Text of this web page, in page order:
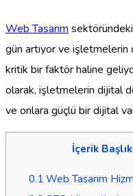
Web Tasarım
gün artıyor ve işletmelerin
kritik bir faktör haline
olarak, işletmelerin dijital
ve onlara güçlü bir dijital
İçerik
0.1Web Tasarım